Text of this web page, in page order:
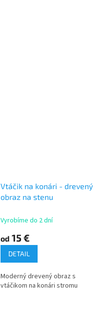
Vtáčik na konári - drevený
obraz na stenu
Vyrobíme do 2 dní
od 15 €
DETAIL
Moderný drevený obraz s
vtáčikom na konári stromu